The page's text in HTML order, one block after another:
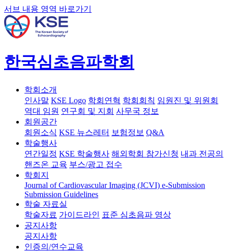
서브 내용 영역 바로가기
한국심초음파학회
학회소개
인사말 KSE Logo 학회연혁 학회회칙 임원진 및 위원회
역대 임원 연구회 및 지회 사무국 정보
회원공간
회원소식 KSE 뉴스레터 보험정보 Q&A
학술행사
연간일정 KSE 학술행사 해외학회 참가신청 내과 전공의
핸즈온 교육 부스/광고 접수
학회지
Journal of Cardiovascular Imaging (JCVI) e-Submission
Submission Guidelines
학술 자료실
학술자료 가이드라인 표준 심초음파 영상
공지사항
공지사항
인증의/연수교육